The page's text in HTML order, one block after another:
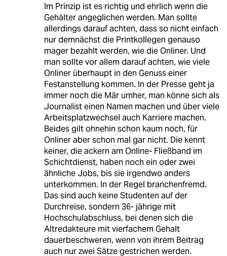
Im Prinzip ist es richtig und ehrlich wenn die
Gehälter angeglichen werden. Man sollte
allerdings darauf achten, dass so nicht einfach
nur demnächst die Printkollegen genauso
mager bezahlt werden, wie die Onliner. Und
man sollte vor allem darauf achten, wie viele
Onliner überhaupt in den Genuss einer
Festanstellung kommen. In der Presse geht ja
immer noch die Mär umher, man könne sich als
Journalist einen Namen machen und über viele
Arbeitsplatzwechsel auch Karriere machen.
Beides gilt ohnehin schon kaum noch, für
Onliner aber schon mal gar nicht. Die kennt
keiner, die ackern am Online- Fließband im
Schichtdienst, haben noch ein oder zwei
ähnliche Jobs, bis sie irgendwo anders
unterkommen. In der Regel branchenfremd.
Das sind auch keine Studenten auf der
Durchreise, sondern 36- jährige mit
Hochschulabschluss, bei denen sich die
Altredakteure mit vierfachem Gehalt
dauerbeschweren, wenn von ihrem Beitrag
auch nur zwei Sätze gestrichen werden.